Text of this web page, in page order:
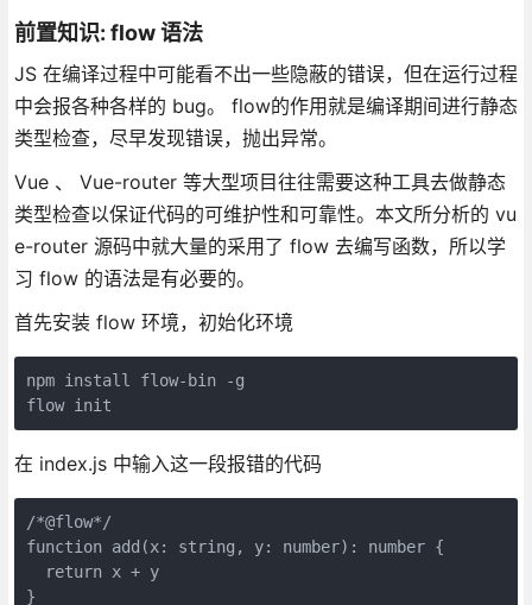
前置知识: flow 语法
JS 在编译过程中可能看不出一些隐蔽的错误，但在运行过程
中会报各种各样的 bug。 flow的作用就是编译期间进行静态
类型检查，尽早发现错误，抛出异常。
Vue 、 Vue-router 等大型项目往往需要这种工具去做静态
类型检查以保证代码的可维护性和可靠性。本文所分析的 vu
e-router 源码中就大量的采用了 flow 去编写函数，所以学
习 flow 的语法是有必要的。
首先安装 flow 环境，初始化环境
npm install flow-bin -g
flow init
在 index.js 中输入这一段报错的代码
/*@flow*/
function add(x: string, y: number): number {
  return x + y
}